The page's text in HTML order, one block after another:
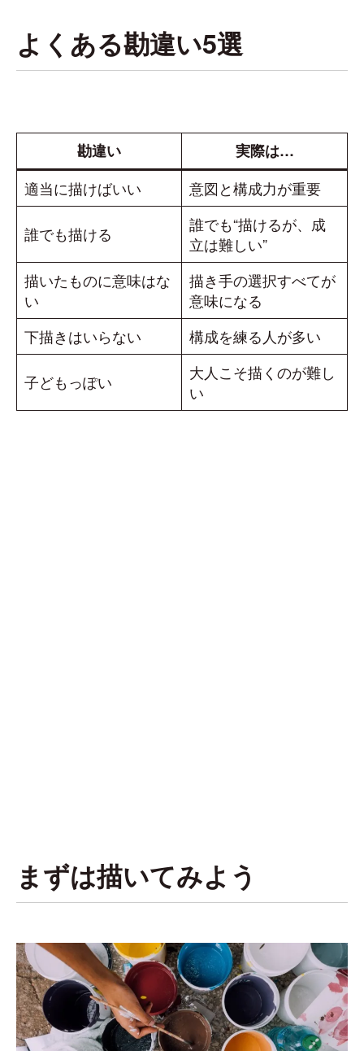
よくある勘違い5選
勘違い
実際は…
適当に描けばいい
意図と構成力が重要
誰でも描ける
誰でも“描けるが、成
立は難しい”
描いたものに意味はな
い
描き手の選択すべてが
意味になる
下描きはいらない
構成を練る人が多い
子どもっぽい
大人こそ描くのが難し
い
まずは描いてみよう